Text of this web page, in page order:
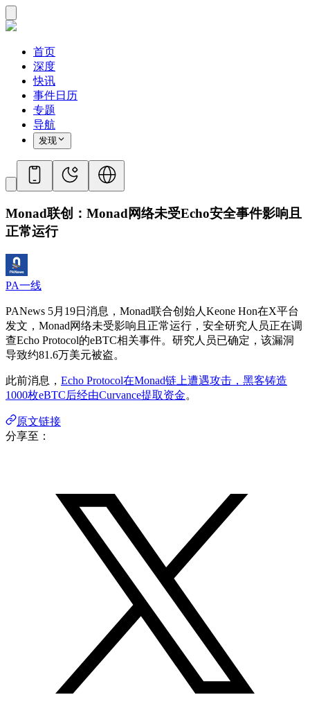
首页
深度
快讯
事件日历
专题
导航
发现
Monad联创：Monad网络未受Echo安全事件影响且
正常运行
PA一线
PANews 5月19日消息，Monad联合创始人Keone Hon在X平台
发文，Monad网络未受影响且正常运行，安全研究人员正在调
查Echo Protocol的eBTC相关事件。研究人员已确定，该漏洞
导致约81.6万美元被盗。
此前消息， Echo Protocol在Monad链上遭遇攻击，黑客铸造
1000枚eBTC后经由Curvance提取资金。
原文链接
分享至：